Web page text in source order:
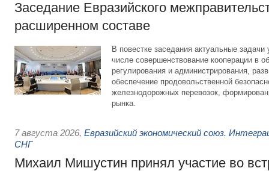
Заседание Евразийского
расширенном составе
В повестке заседания актуальные задачи
числе совершенствование кооперации в
регулирования и администрирования,
обеспечение продовольственной
железнодорожных перевозок,
рынка.
7 августа 2026, Евразийский экономический союз.
СНГ
Михаил Мишустин принял участие во